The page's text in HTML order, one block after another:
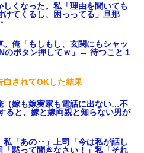
くなった。私「理由を聞いても
けてくるし、困っってる」旦那
俺「もしもし、玄関にもシャッ
のボタン押してｗ」→ 待つこと１
白されてOKした結果
（嫁も嫁実家も電話に出ない…不
ると、嫁と嫁両親と知らない男が
私「あの‥」上司「今は私が話し
黙って聞きなさい！」私「それ